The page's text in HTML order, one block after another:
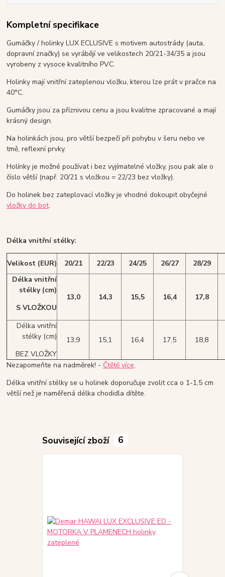
Kompletní specifikace
Gumáčky / holinky LUX ECLUSIVE s motivem autostrády (auta,
dopravní značky) se vyrábějí ve velikostech 20/21-34/35 a jsou
vyrobeny z vysoce kvalitního PVC.
Holinky mají vnitřní zateplenou vložku, kterou lze prát v pračce na
40°C.
Gumáčky jsou za příznivou cenu a jsou kvalitne zpracované a mají
krásný design.
Na holinkách jsou, pro větší bezpečí při pohybu v šeru nebo ve
tmě, reflexní prvky.
Holínky je možné používat i bez vyjímatelné vložky, jsou pak ale o
číslo větší (např. 20/21 s vložkou = 22/23 bez vložky).
Do holinek bez zateplovací vložky je vhodné dokoupit obyčejné
vložky do bot.
Délka vnitřní stélky:
Velikost (EUR) 20/21 22/23 24/25 26/27 28/29
Délka vnitřní
stélky (cm)
S VLOŽKOU
13,0 14,3 15,5 16,4 17,8
Délka vnitřní
stélky (cm)
BEZ VLOŽKY
13,9 15,1 16,4 17,5 18,8
Nezapomeňte na nadměrek! - Čtětě více.
Délka vnitřní stélky se u holinek doporučuje zvolit cca o 1-1,5 cm
větší než je naměřená délka chodidla dítěte.
Související zboží 6